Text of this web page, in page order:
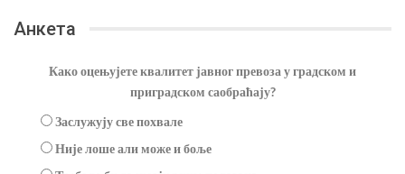
Анкета
Како оцењујете квалитет јавног превоза у градском и
приградском саобраћају?
Заслужују све похвале
Није лоше али може и боље